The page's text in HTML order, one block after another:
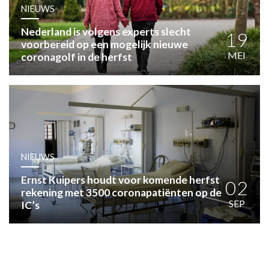
PRAKTIJKZAKEN
TARIEVEN
VPHUISARTSEN
MEDISCHE VAKHANDEL
INLOGGEN
REGISTRATIE
NIEUWS
Nederland is volgens experts slecht
voorbereid op een mogelijk nieuwe
coronagolf in de herfst
19
MEI
NIEUWS
Ernst Kuipers houdt voor komende herfst
rekening met 3500 coronapatiënten op de
IC’s
02
SEP